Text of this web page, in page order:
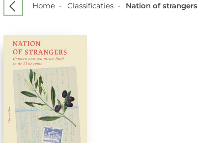
Home- Classificaties- Nation of strangers